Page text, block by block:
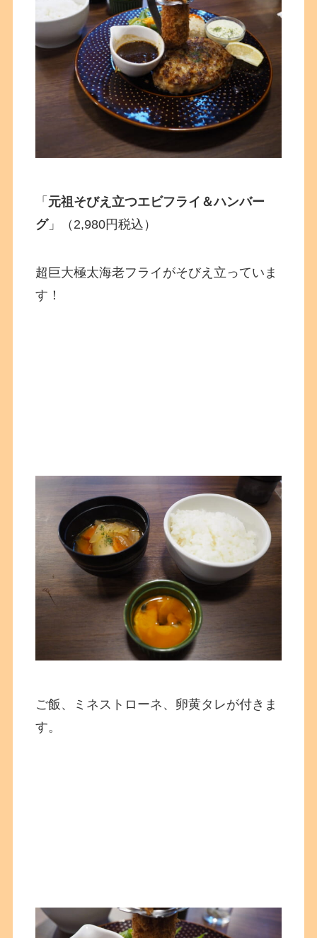
「 元祖そびえ立つエビフライ＆ハンバー
グ」（2,980円税込）
超巨大極太海老フライがそびえ立っていま
す！
ご飯、ミネストローネ、卵黄タレが付きま
す。